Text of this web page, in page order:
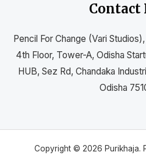
Contact
Pencil For Change (Vari
4th Floor, Tower-A, Odisha
HUB, Sez Rd, Chandaka
Odisha
Copyright © 2026 Purikhaja.